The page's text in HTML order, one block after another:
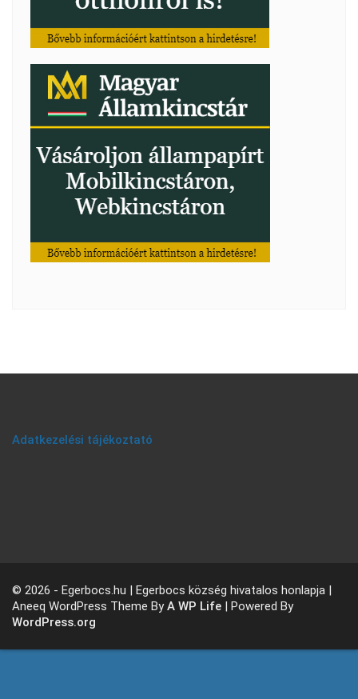
Adatkezelési tájékoztató
© 2026 - Egerbocs.hu | Egerbocs község hivatalos honlapja |
Aneeq WordPress Theme ByA WP Life | Powered By
WordPress.org